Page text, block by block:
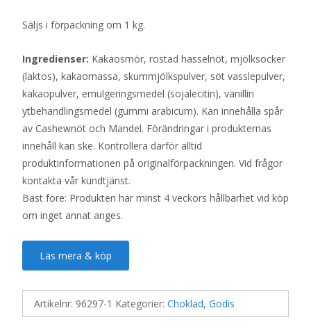
Säljs i förpackning om 1 kg.
Ingredienser: Kakaosmör, rostad hasselnöt, mjölksocker
(laktos), kakaomassa, skummjölkspulver, söt vasslepulver,
kakaopulver, emulgeringsmedel (sojalecitin), vanillin
ytbehandlingsmedel (gummi arabicum). Kan innehålla spår
av Cashewnöt och Mandel. Förändringar i produkternas
innehåll kan ske. Kontrollera därför alltid
produktinformationen på originalförpackningen. Vid frågor
kontakta vår kundtjänst.
Bäst före: Produkten har minst 4 veckors hållbarhet vid köp
om inget annat anges.
Läs mera & köp
Artikelnr: 96297-1 Kategorier: Choklad, Godis